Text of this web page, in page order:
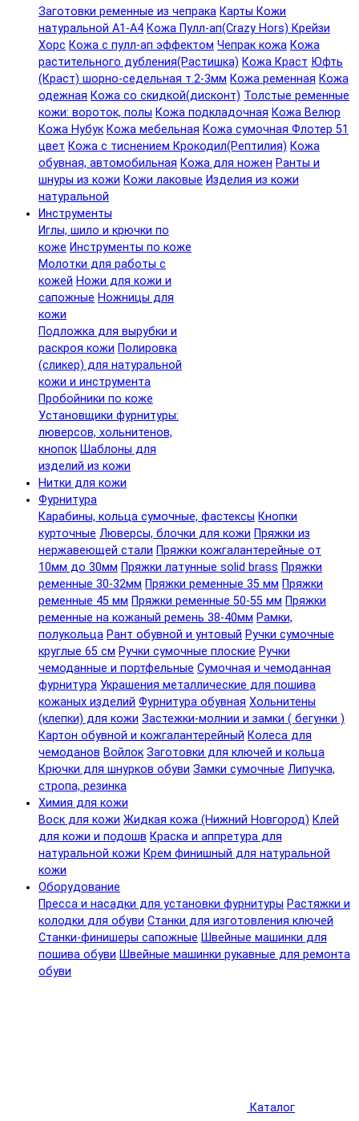
Заготовки ременные из чепрака Карты Кожи
натуральной А1-А4 Кожа Пулл-ап(Crazy Hors) Крейзи
Хорс Кожа с пулл-ап эффектом Чепрак кожа Кожа
растительного дубления(Растишка) Кожа Краст Юфть
(Краст) шорно-седельная т.2-3мм Кожа ременная Кожа
одежная Кожа со скидкой(дисконт) Толстые ременные
кожи: вороток, полы Кожа подкладочная Кожа Велюр
Кожа Нубук Кожа мебельная Кожа сумочная Флотер 51
цвет Кожа с тиснением Крокодил(Рептилия) Кожа
обувная, автомобильная Кожа для ножен Ранты и
шнуры из кожи Кожи лаковые Изделия из кожи
натуральной
Инструменты
Иглы, шило и крючки по
коже Инструменты по коже
Молотки для работы с
кожей Ножи для кожи и
сапожные Ножницы для
кожи
Подложка для вырубки и
раскроя кожи Полировка
(сликер) для натуральной
кожи и инструмента
Пробойники по коже
Установщики фурнитуры:
люверсов, хольнитенов,
кнопок Шаблоны для
изделий из кожи
Нитки для кожи
Фурнитура
Карабины, кольца сумочные, фастексы Кнопки
курточные Люверсы, блочки для кожи Пряжки из
нержавеющей стали Пряжки кожгалантерейные от
10мм до 30мм Пряжки латунные solid brass Пряжки
ременные 30-32мм Пряжки ременные 35 мм Пряжки
ременные 45 мм Пряжки ременные 50-55 мм Пряжки
ременные на кожаный ремень 38-40мм Рамки,
полукольца Рант обувной и унтовый Ручки сумочные
круглые 65 см Ручки сумочные плоские Ручки
чемоданные и портфельные Сумочная и чемоданная
фурнитура Украшения металлические для пошива
кожаных изделий Фурнитура обувная Хольнитены
(клепки) для кожи Застежки-молнии и замки ( бегунки )
Картон обувной и кожгалантерейный Колеса для
чемоданов Войлок Заготовки для ключей и кольца
Крючки для шнурков обуви Замки сумочные Липучка,
стропа, резинка
Химия для кожи
Воск для кожи Жидкая кожа (Нижний Новгород) Клей
для кожи и подошв Краска и аппретура для
натуральной кожи Крем финишный для натуральной
кожи
Оборудование
Пресса и насадки для установки фурнитуры Растяжки и
колодки для обуви Станки для изготовления ключей
Станки-финишеры сапожные Швейные машинки для
пошива обуви Швейные машинки рукавные для ремонта
обуви
Каталог